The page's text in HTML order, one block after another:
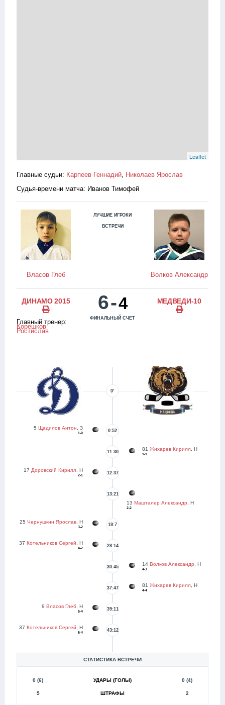
Leaflet
Главные судьи: Карпеев Геннадий
Николаев Ярослав
Судья-времени матча: Иванов Тимофей
Власов Глеб
ЛУЧШИЕ ИГРОКИ
ВСТРЕЧИ
Волков Александр
ДИНАМО 2015
Главный тренер:
Корешков
Ростислав
6-4
ФИНАЛЬНЫЙ СЧЕТ
МЕДВЕДИ-10
0’
5 Щадилов Антон , З
1-0 0:52
81 Жихарев Кирилл , Н
1-1
11:30
17 Доровский Кирилл , Н
2-1 12:37
13 Машталер Александр , Н
2-2
13:21
25 Чернушкин Ярослав , Н
3-2 19:7
37 Котельников Сергей , Н
4-2 28:14
14 Волков Александр , Н
4-3
30:45
81 Жихарев Кирилл , Н
4-4
37:47
9 Власов Глеб , Н
5-4 39:11
37 Котельников Сергей , Н
6-4 43:12
СТАТИСТИКА ВСТРЕЧИ
0 (6) УДАРЫ (ГОЛЫ) 0 (4)
5 ШТРАФЫ 2